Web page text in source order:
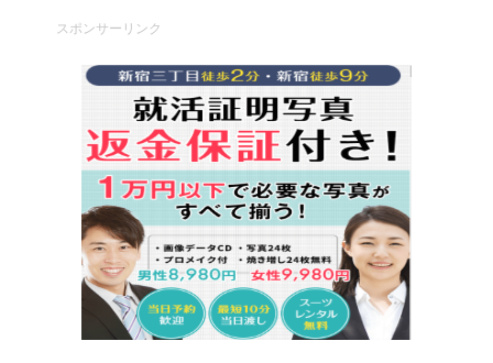
スポンサーリンク